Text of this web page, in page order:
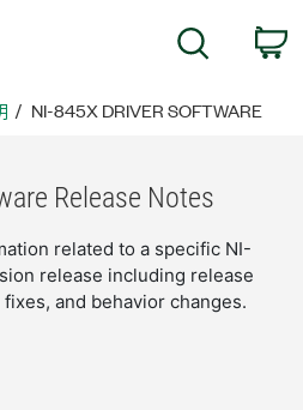
NI-845X DRIVER SOFTWARE
Release Notes
related to a specific NI-
release including release
and behavior changes.